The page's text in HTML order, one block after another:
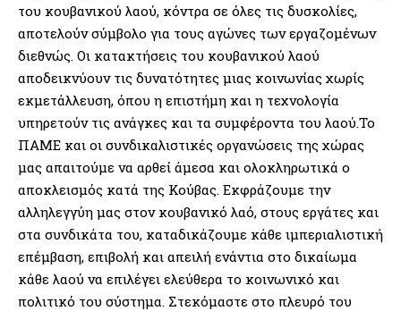
του κουβανικού λαού, κόντρα σε όλες τις δυσκολίες,
αποτελούν σύμβολο για τους αγώνες των εργαζομένων
διεθνώς. Οι κατακτήσεις του κουβανικού λαού
αποδεικνύουν τις δυνατότητες μιας κοινωνίας χωρίς
εκμετάλλευση, όπου η επιστήμη και η τεχνολογία
υπηρετούν τις ανάγκες και τα συμφέροντα του λαού.Το
ΠΑΜΕ και οι συνδικαλιστικές οργανώσεις της χώρας
μας απαιτούμε να αρθεί άμεσα και ολοκληρωτικά ο
αποκλεισμός κατά της Κούβας. Εκφράζουμε την
αλληλεγγύη μας στον κουβανικό λαό, στους εργάτες και
στα συνδικάτα του, καταδικάζουμε κάθε ιμπεριαλιστική
επέμβαση, επιβολή και απειλή ενάντια στο δικαίωμα
κάθε λαού να επιλέγει ελεύθερα το κοινωνικό και
πολιτικό του σύστημα. Στεκόμαστε στο πλευρό του